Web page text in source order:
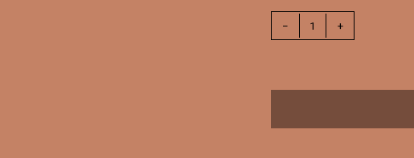
− 1 +